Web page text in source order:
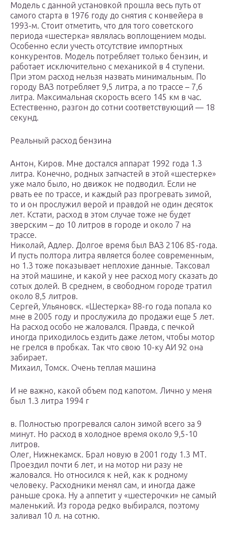
Модель с данной установкой прошла весь путь от
самого старта в 1976 году до снятия с конвейера в
1993-м. Стоит отметить, что для того советского
периода «шестерка» являлась воплощением моды.
Особенно если учесть отсутствие импортных
конкурентов. Модель потребляет только бензин, и
работает исключительно с механикой в 4 ступени.
При этом расход нельзя назвать минимальным. По
городу ВАЗ потребляет 9,5 литра, а по трассе – 7,6
литра. Максимальная скорость всего 145 км в час.
Естественно, разгон до сотни соответствующий — 18
секунд.
Реальный расход бензина
Антон, Киров. Мне достался аппарат 1992 года 1.3
литра. Конечно, родных запчастей в этой «шестерке»
уже мало было, но движок не подводил. Если не
рвать ее по трассе, и каждый раз прогревать зимой,
то и он прослужил верой и правдой не один десяток
лет. Кстати, расход в этом случае тоже не будет
зверским – до 10 литров в городе и около 7 на
трассе.
Николай, Адлер. Долгое время был ВАЗ 2106 85-года.
И пусть полтора литра является более современным,
но 1.3 тоже показывает неплохие данные. Таксовал
на этой машине, и какой у нее расход могу сказать до
сотых долей. В среднем, в свободном городе тратил
около 8,5 литров.
Сергей, Ульяновск. «Шестерка» 88-го года попала ко
мне в 2005 году и прослужила до продажи еще 5 лет.
На расход особо не жаловался. Правда, с печкой
иногда приходилось ездить даже летом, чтобы мотор
не грелся в пробках. Так что свою 10-ку АИ 92 она
забирает.
Михаил, Томск. Очень теплая машина
И не важно, какой объем под капотом. Лично у меня
был 1.3 литра 1994 г
в. Полностью прогревался салон зимой всего за 9
минут. Но расход в холодное время около 9,5-10
литров.
Олег, Нижнекамск. Брал новую в 2001 году 1.3 МТ.
Проездил почти 6 лет, и на мотор ни разу не
жаловался. Но относился к ней, как к родному
человеку. Расходники менял сам, и иногда даже
раньше срока. Ну а аппетит у «шестерочки» не самый
маленький. Из города редко выбирался, поэтому
заливал 10 л. на сотню.